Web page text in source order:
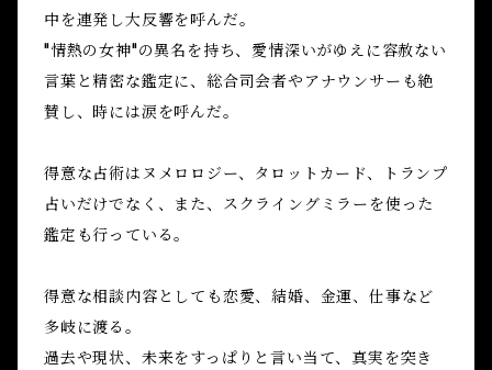
中を連発し大反響を呼んだ。
"情熱の女神"の異名を持ち、愛情深いがゆえに容赦ない
言葉と精密な鑑定に、総合司会者やアナウンサーも絶
賛し、時には涙を呼んだ。
得意な占術はヌメロロジー、タロットカード、トランプ
占いだけでなく、また、スクライングミラーを使った
鑑定も行っている。
得意な相談内容としても恋愛、結婚、金運、仕事など
多岐に渡る。
過去や現状、未来をすっぱりと言い当て、真実を突き